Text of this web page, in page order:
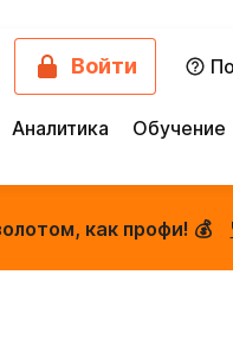
Войти
Аналитика Обучение
как профи! 💰